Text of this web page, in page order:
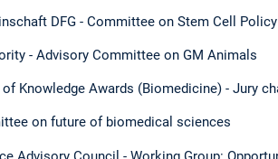
DFG - Committee on Stem Cell Policy
- Advisory Committee on GM Animals
Knowledge Awards (Biomedicine) - Jury
on future of biomedical sciences